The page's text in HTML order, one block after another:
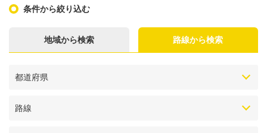
条件から絞り込む
地域から検索 路線から検索
都道府県
路線